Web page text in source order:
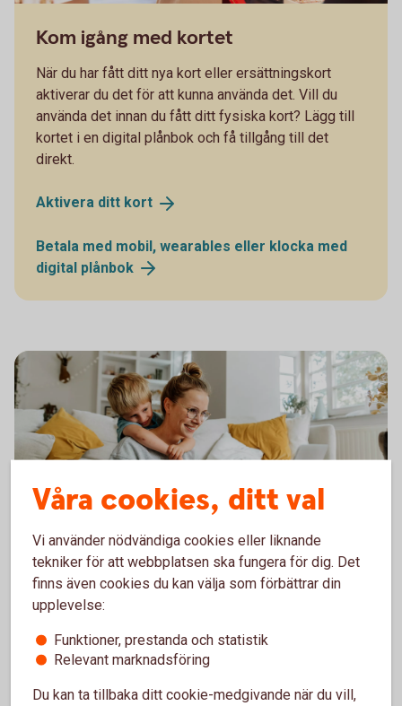
Kom igång med kortet
När du har fått ditt nya kort eller ersättningskort
aktiverar du det för att kunna använda det. Vill du
använda det innan du fått ditt fysiska kort? Lägg till
kortet i en digital plånbok och få tillgång till det
direkt.
Aktivera ditt kort
Betala med mobil, wearables eller klocka med
digital plånbok
Börja handla på nätet
Du kan börja handla med ditt kort direkt, i butik. Men
på kortet för internetköp. Det gör du enkelt i
internetbanken eller i appen, med Mobilt BankID
eller säkerhetsdosa.
Våra cookies, ditt val
Vi använder nödvändiga cookies eller liknande
tekniker för att webbplatsen ska fungera för dig. Det
finns även cookies du kan välja som förbättrar din
upplevelse:
Funktioner, prestanda och statistik
Relevant marknadsföring
Du kan ta tillbaka ditt cookie-medgivande när du vill,